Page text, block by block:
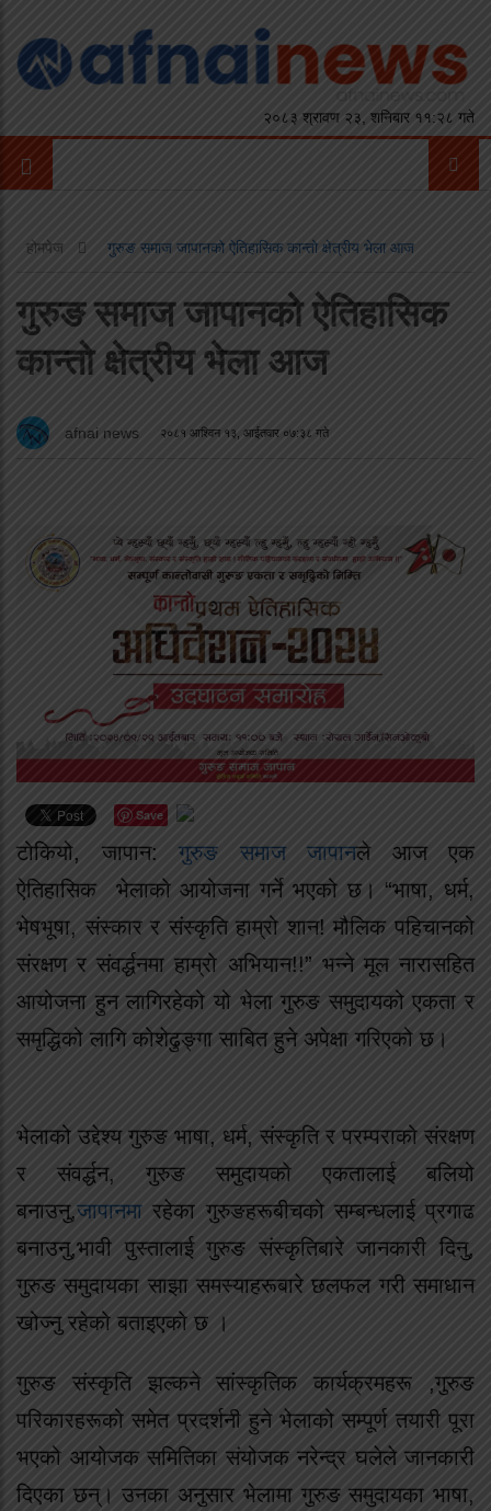
२०८३ श्रावण २३, शनिबार ११:२८ गते
होमपेज गुरुङ समाज जापानको ऐतिहासिक कान्तो क्षेत्रीय भेला आज
गुरुङ समाज जापानको ऐतिहासिक
कान्तो क्षेत्रीय भेला आज
afnai news २०८१ आश्विन १३, आईतवार ०७:३८ गते
Save
टोकियो, जापान: गुरुङ समाज जापानले आज एक
ऐतिहासिक भेलाको आयोजना गर्ने भएको छ। “भाषा, धर्म,
भेषभूषा, संस्कार र संस्कृति हाम्रो शान! मौलिक पहिचानको
संरक्षण र संवर्द्धनमा हाम्रो अभियान!!” भन्ने मूल नारासहित
आयोजना हुन लागिरहेको यो भेला गुरुङ समुदायको एकता र
समृद्धिको लागि कोशेढुङ्गा साबित हुने अपेक्षा गरिएको छ।
भेलाको उद्देश्य गुरुङ भाषा, धर्म, संस्कृति र परम्पराको संरक्षण
र संवर्द्धन, गुरुङ समुदायको एकतालाई बलियो
बनाउनु,जापानमा रहेका गुरुङहरूबीचको सम्बन्धलाई प्रगाढ
बनाउनु,भावी पुस्तालाई गुरुङ संस्कृतिबारे जानकारी दिनु,
गुरुङ समुदायका साझा समस्याहरूबारे छलफल गरी समाधान
खोज्नु रहेको बताइएको छ ।
गुरुङ संस्कृति झल्कने सांस्कृतिक कार्यक्रमहरू ,गुरुङ
परिकारहरूको समेत प्रदर्शनी हुने भेलाको सम्पूर्ण तयारी पूरा
भएको आयोजक समितिका संयोजक नरेन्द्र घलेले जानकारी
दिएका छन्। उनका अनुसार भेलामा गुरुङ समुदायका भाषा,